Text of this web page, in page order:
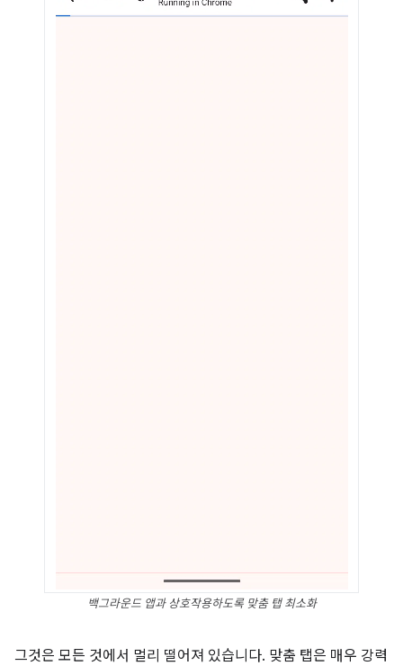
백그라운드 앱과 상호작용하도록 맞춤 탭 최소화
그것은 모든 것에서 멀리 떨어져 있습니다. 맞춤 탭은 매우 강력